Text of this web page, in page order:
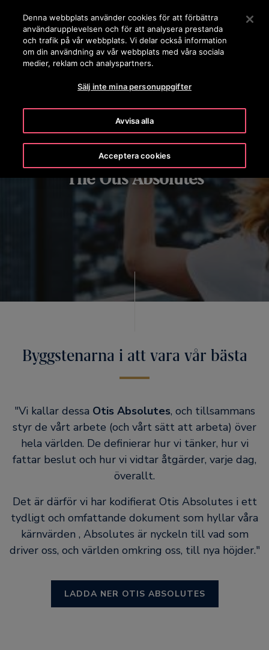
Tryck på Retur för att hoppa till Huvudinnehåll
SÖK
The Otis Absolutes
Byggstenarna i att vara vår bästa
"Vi kallar dessa Otis Absolutes, och tillsammans
styr de vårt arbete (och vårt sätt att arbeta) över
hela världen. De definierar hur vi tänker, hur vi
fattar beslut och hur vi vidtar åtgärder, varje dag,
överallt.
Det är därför vi har kodifierat Otis Absolutes i ett
tydligt och omfattande dokument som hyllar våra
kärnvärden , Absolutes är nyckeln till vad som
driver oss, och världen omkring oss, till nya höjder."
LADDA NER OTIS ABSOLUTES
Denna webbplats använder cookies för att förbättra
användarupplevelsen och för att analysera prestanda
och trafik på vår webbplats. Vi delar också information
om din användning av vår webbplats med våra sociala
medier, reklam och analyspartners.
Sälj inte mina personuppgifter
Avvisa alla
Acceptera cookies